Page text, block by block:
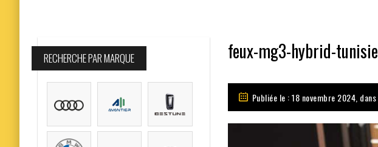
feux-mg3-hybrid-tunisie
Publiée le : 18 novembre 2024, dans
RECHERCHE PAR MARQUE